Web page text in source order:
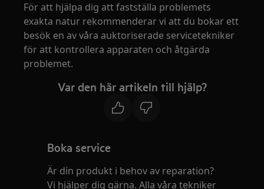
För att hjälpa dig att fastställa problemets
exakta natur rekommenderar vi att du bokar ett
besök en av våra auktoriserade servicetekniker
för att kontrollera apparaten och åtgärda
problemet.
Var den här artikeln till hjälp?
Boka service
Är din produkt i behov av reparation?
Vi hjälper dig gärna. Alla våra tekniker